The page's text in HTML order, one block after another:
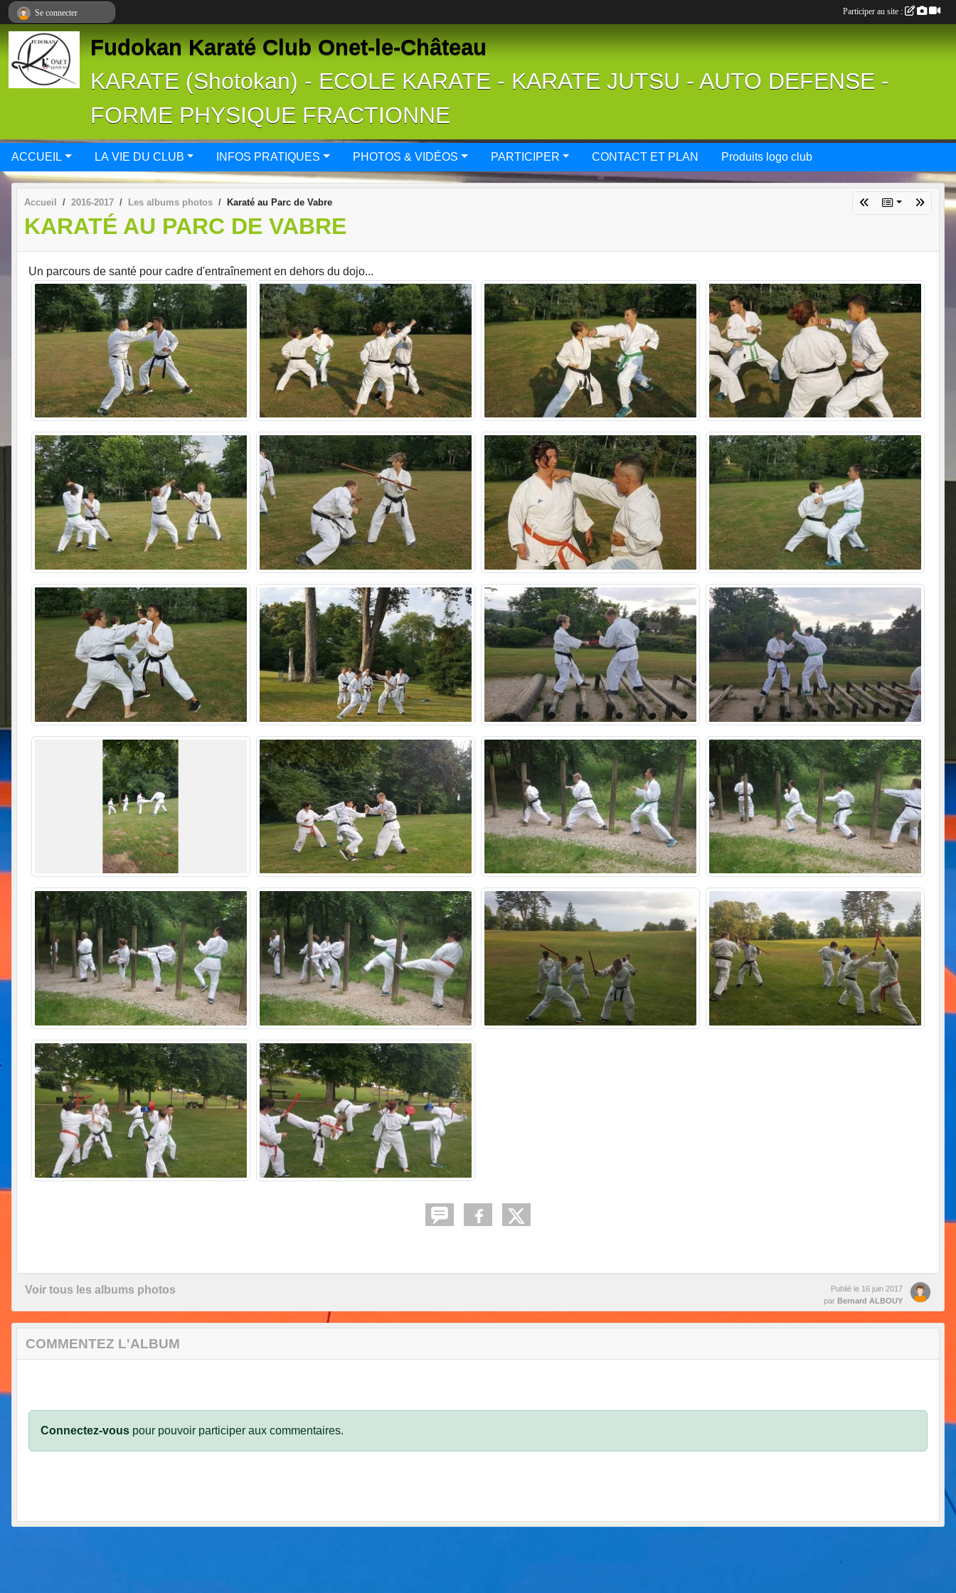
Fudokan Karaté Club Onet-le-Château
KARATE (Shotokan) - ECOLE KARATE - KARATE JUTSU - AUTO DEFENSE -
FORME PHYSIQUE FRACTIONNE
ACCUEIL LA VIE DU CLUB INFOS PRATIQUES PHOTOS & VIDÉOS PARTICIPER CONTACT ET PLAN Produits logo club
Accueil 2016-2017 Les albums photos Karaté au Parc de Vabre
KARATÉ AU PARC DE VABRE
Un parcours de santé pour cadre d'entraînement en dehors du dojo...
Voir tous les albums photos Publié le 16 juin 2017
par Bernard ALBOUY
COMMENTEZ L'ALBUM
Connectez-vous pour pouvoir participer aux commentaires.
Se connecter Participer au site :
Panneau de gestion des cookies